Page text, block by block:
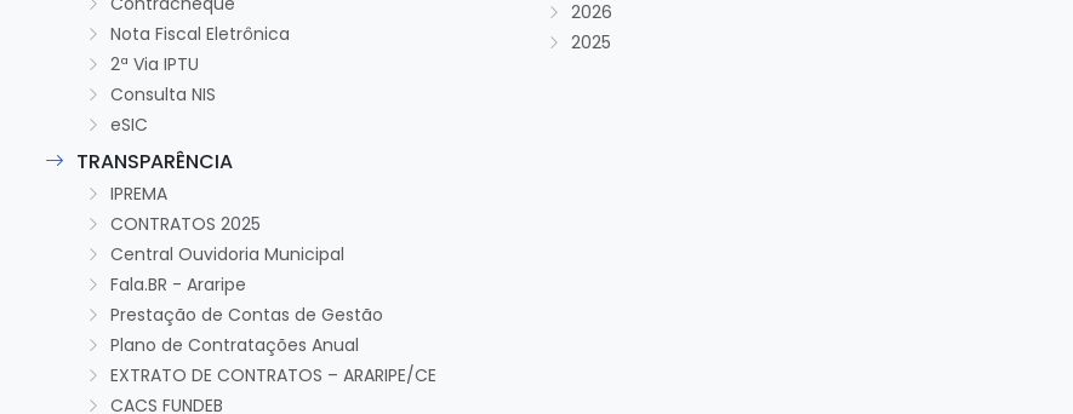
Nota Fiscal Eletrônica
2ª Via IPTU
Consulta NIS
eSIC
TRANSPARÊNCIA
IPREMA
CONTRATOS 2025
Central Ouvidoria Municipal
Fala.BR - Araripe
Prestação de Contas de Gestão
Plano de Contratações Anual
EXTRATO DE CONTRATOS – ARARIPE/CE
CACS FUNDEB
2026
2025